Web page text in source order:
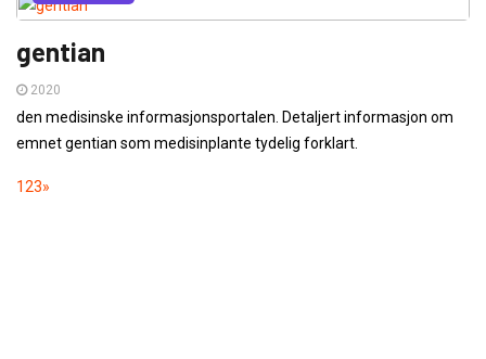
gentian
2020
den medisinske informasjonsportalen. Detaljert informasjon om
emnet gentian som medisinplante tydelig forklart.
123»